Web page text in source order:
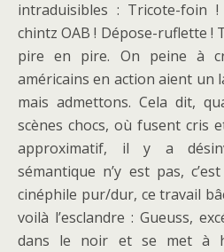
intraduisibles : Tricote-foin
chintz OAB ! Dépose-ruflette !
pire en pire. On peine à
américains en action aient un
mais admettons. Cela dit,
scènes chocs, où fusent cris
approximatif, il y a
sémantique n’y est pas,
cinéphile pur/dur, ce travail
voilà l’esclandre : Gueuss,
dans le noir et se met à